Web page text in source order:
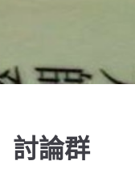
討論群